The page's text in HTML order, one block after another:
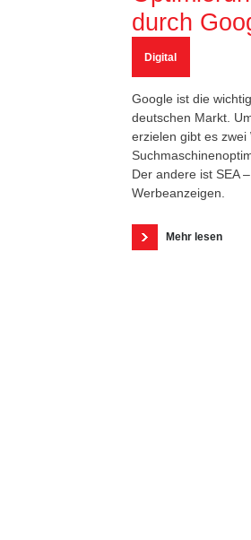
durch
Digital
Google ist die
deutschen Markt.
erzielen gibt es zwei
Der andere ist SEA
Werbeanzeigen.
Mehr lesen